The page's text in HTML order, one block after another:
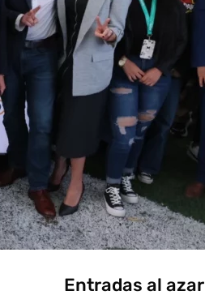
Entradas al azar